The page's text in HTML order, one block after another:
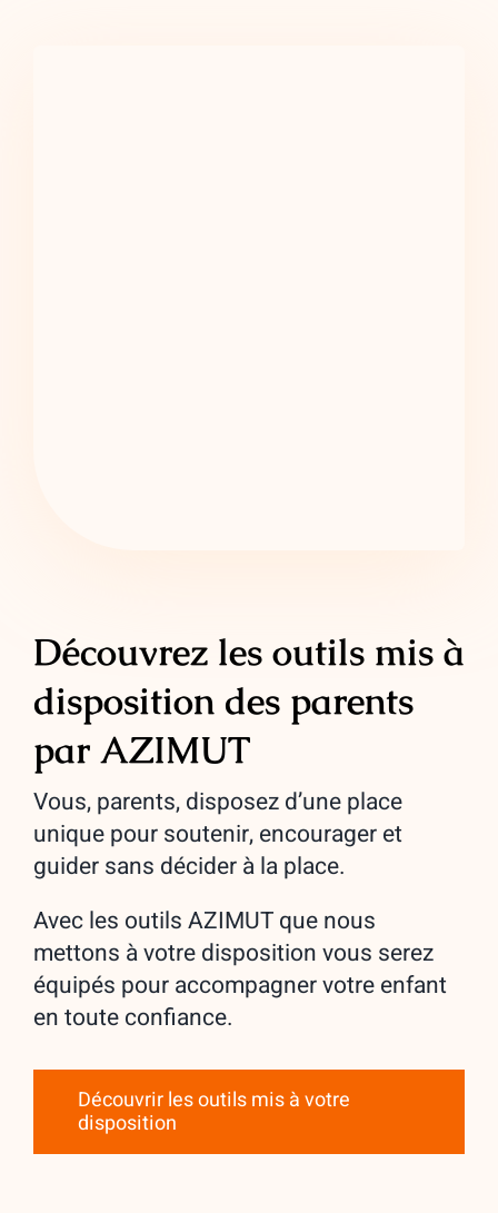
Découvrez les outils mis à
disposition des parents
par AZIMUT
Vous, parents, disposez d’une place
unique pour soutenir, encourager et
guider sans décider à la place.
Avec les outils AZIMUT que nous
mettons à votre disposition vous serez
équipés pour accompagner votre enfant
en toute confiance.
Découvrir les outils mis à votre
disposition